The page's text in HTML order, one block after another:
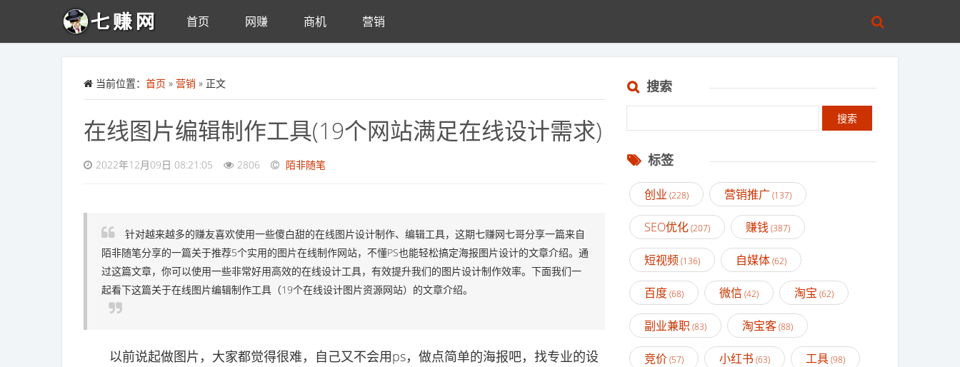
首页 网赚 商机 营销
当前位置： 首页 » 营销 » 正文
在线图片编辑制作工具(19个网站满足在线设计需求)
2022年12月09日 08:21:05 2806 陌非随笔
针对越来越多的赚友喜欢使用一些傻白甜的在线图片设计制作、编辑工具，这期七赚网七哥分享一篇来自
陌非随笔分享的一篇关于推荐5个实用的图片在线制作网站，不懂PS也能轻松搞定海报图片设计的文章介绍。通
过这篇文章，你可以使用一些非常好用高效的在线设计工具，有效提升我们的图片设计制作效率。下面我们一
起看下这篇关于在线图片编辑制作工具（19个在线设计图片资源网站）的文章介绍。
以前说起做图片，大家都觉得很难，自己又不会用ps，做点简单的海报吧，找专业的设
搜索
标签
创业 (228) 营销推广 (137)
SEO优化(207) 赚钱(387)
短视频(136) 自媒体(62)
百度(68) 微信(42) 淘宝 (62)
副业兼职 (83) 淘宝客(88)
竞价(57) 小红书 (63) 工具(98)